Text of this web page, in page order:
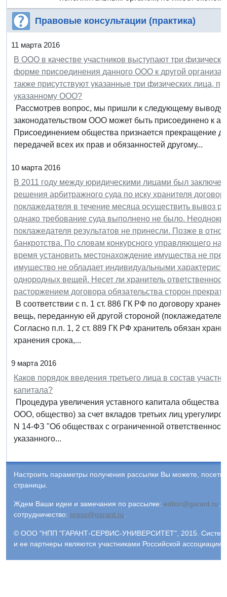
Правовые консультации (практика)
11 марта 2016
В ООО в качестве участников выступают три
форме присоединения данного ООО к другой
также присутствуют указанные три физических лица,
указанному ООО?
Рассмотрев вопрос, мы пришли к следующему выводу:
законодательством ООО может быть присоединено к
Присоединением общества признается прекращение
передачей всех их прав и обязанностей другому...
10 марта 2016
В 2011 году между юридическими лицами был
решения арбитражного суда по иску хранителя
поклажедателя в течение месяца осуществить вывоз
однако требование суда выполнено не было.
поклажедателя результатов не принесли. Позже в
банкротства. По словам конкурсного управляющего
время установить местонахождение имущества не
имущество не обладает индивидуальными
однородных вещей. Несет ли хранитель
расторжением договора обязательства сторон
В соответствии с п. 1 ст. 886 ГК РФ по договору
вещь, переданную ей другой стороной
Согласно п.п. 1, 2 ст. 889 ГК РФ хранитель обязан
хранения срока,...
9 марта 2016
Каков порядок введения третьего лица в состав
капитала?
Процедура увеличения уставного капитала общества
ООО, общество) за счет вкладов третьих лиц
N 14-ФЗ "Об обществах с ограниченной
указанного...
Настроить параметры получения рассылки Вы можете,
страницы.
Ждем Ваши идеи и замечания по рассылке: editor@garant.ru
сотрудничество: press@garant.ru
© ООО "НПП "ГАРАНТ-СЕРВИС-УНИВЕРСИТЕТ", 2015. Система
и ее партнеры являются участниками Российской